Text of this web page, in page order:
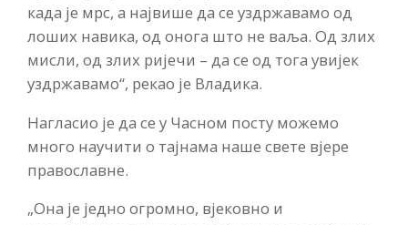
када је мрс, а највише да се уздржавамо од
лоших навика, од онога што не ваља. Од злих
мисли, од злих ријечи – да се од тога увијек
уздржавамо“, рекао је Владика.
Нагласио је да се у Часном посту можемо
много научити о тајнама наше свете вјере
православне.
„Она је једно огромно, вјековно и